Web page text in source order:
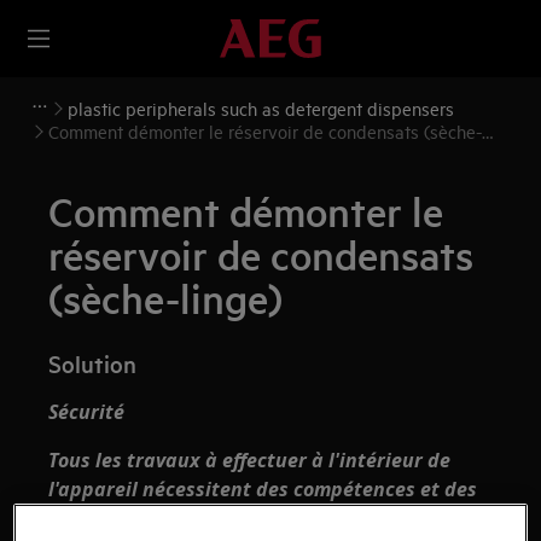
plastic peripherals such as detergent dispensers
Comment démonter le réservoir de condensats (sèche-
Comment démonter le
réservoir de condensats
(sèche-linge)
Solution
Sécurité
Tous les travaux à effectuer à l'intérieur de
l'appareil nécessitent des compétences et des